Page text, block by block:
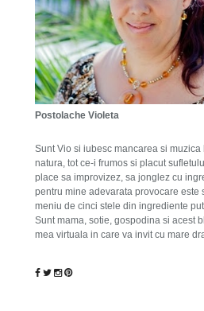
Postolache Violeta
Sunt Vio si iubesc mancarea si
natura, tot ce-i frumos si placut
place sa improvizez, sa jonglez cu
pentru mine adevarata provocare este
meniu de cinci stele din ingrediente
Sunt mama, sotie, gospodina si acest
mea virtuala in care va invit cu mare